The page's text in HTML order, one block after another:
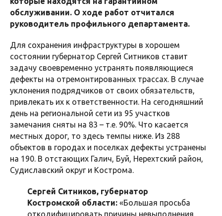
обслуживании. О ходе работ отчитался
руководитель профильного департамента.
Для сохранения инфраструктуры в хорошем
состоянии губернатор Сергей Ситников ставит
задачу своевременно устранять появляющиеся
дефекты на отремонтированных трассах. В случае
уклонения подрядчиков от своих обязательств,
привлекать их к ответственности. На сегодняшний
день на региональной сети из 95 участков
замечания сняты на 83 – т.е. 90%. Что касается
местных дорог, то здесь темпы ниже. Из 288
объектов в городах и поселках дефекты устранены
на 190. В отстающих Галич, Буй, Нерехтский район,
Судиславский округ и Кострома.
Сергей Ситников, губернатор
Костромской области: «Большая просьба
откодифицировать причины невыполнения